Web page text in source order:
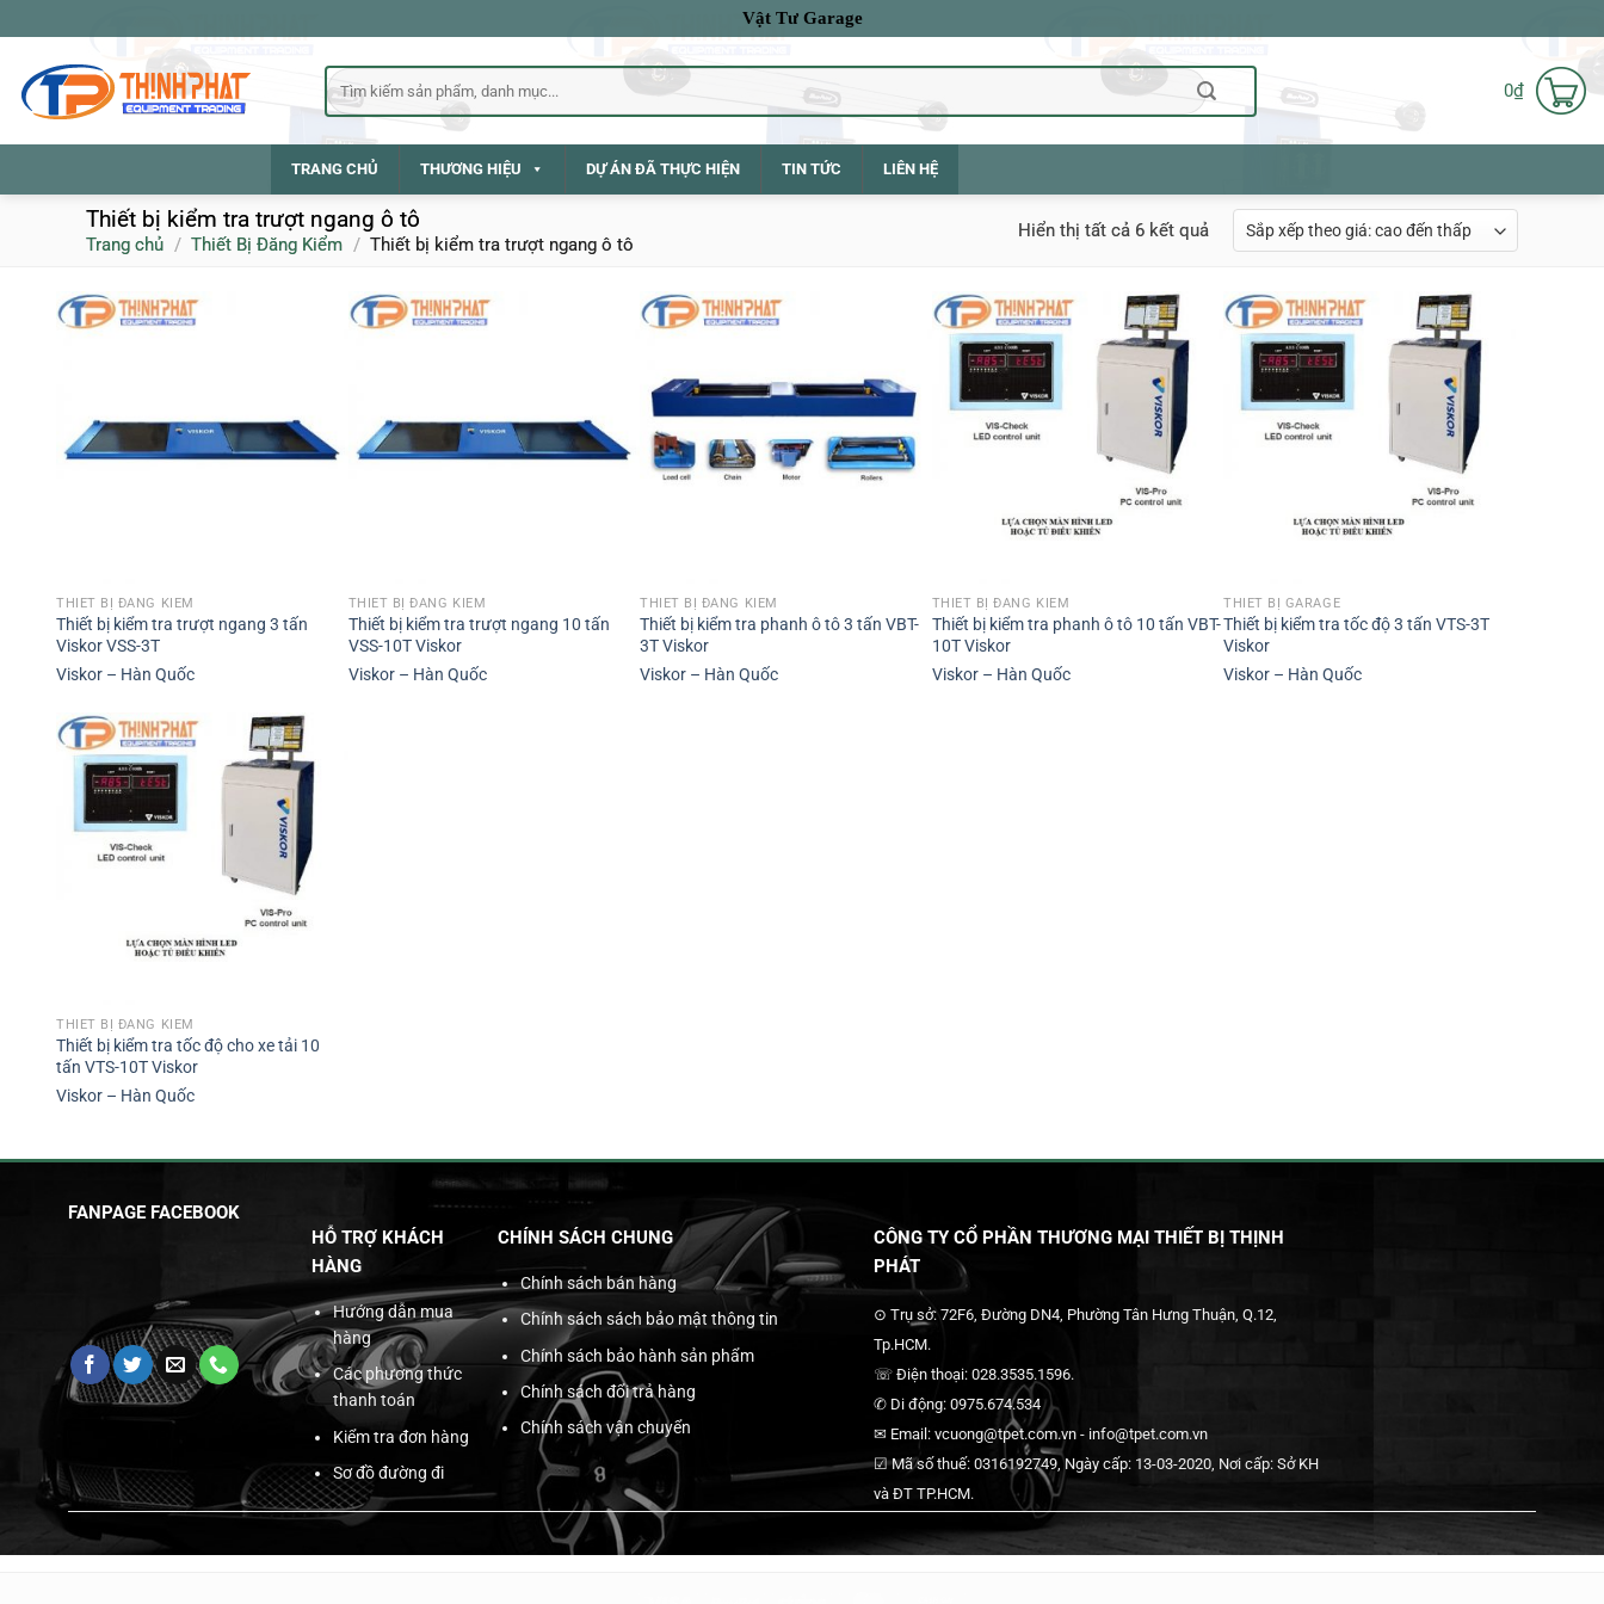
qua
dung
Vật Tư Garage
Tìm
kiếm:
0₫
TRANG CHỦ THƯƠNG HIỆU DỰ ÁN ĐÃ THỰC HIỆN TIN TỨC LIÊN HỆ
Thiết bị kiểm tra trượt ngang ô tô
Trang chủ / Thiết Bị Đăng Kiểm / Thiết bị kiểm tra trượt ngang ô tô
Hiển thị tất cả 6 kết quảĐã
theo
THIẾT BỊ ĐĂNG KIỂM
Thiết bị kiểm tra trượt ngang 3 tấn
Viskor VSS-3T
Viskor – Hàn Quốc
THIẾT BỊ ĐĂNG KIỂM
Thiết bị kiểm tra trượt ngang 10 tấn
VSS-10T Viskor
Viskor – Hàn Quốc
THIẾT BỊ ĐĂNG KIỂM
Thiết bị kiểm tra phanh ô tô 3 tấn VBT-
3T Viskor
Viskor – Hàn Quốc
THIẾT BỊ ĐĂNG KIỂM
Thiết bị kiểm tra phanh ô tô 10 tấn VBT-
10T Viskor
Viskor – Hàn Quốc
THIẾT BỊ GARAGE
Thiết bị kiểm tra tốc độ 3 tấn VTS-3T
Viskor
Viskor – Hàn Quốc
THIẾT BỊ ĐĂNG KIỂM
Thiết bị kiểm tra tốc độ cho xe tải 10
tấn VTS-10T Viskor
Viskor – Hàn Quốc
FANPAGE FACEBOOK
HỖ TRỢ KHÁCH
HÀNG
Hướng dẫn mua
hàng
Các phương thức
thanh toán
Kiểm tra đơn hàng
Sơ đồ đường đi
CHÍNH SÁCH CHUNG
Chính sách bán hàng
Chính sách sách bảo mật thông tin
Chính sách bảo hành sản phẩm
Chính sách đổi trả hàng
Chính sách vận chuyển
CÔNG TY CỔ PHẦN THƯƠNG MẠI THIẾT BỊ THỊNH
PHÁT
⊙ Trụ sở: 72F6, Đường DN4, Phường Tân Hưng Thuận, Q.12,
Tp.HCM.
☏ Điện thoại: 028.3535.1596.
✆ Di động: 0975.674.534
✉ Email: vcuong@tpet.com.vn - info@tpet.com.vn
☑ Mã số thuế: 0316192749, Ngày cấp: 13-03-2020, Nơi cấp: Sở KH
và ĐT TP.HCM.